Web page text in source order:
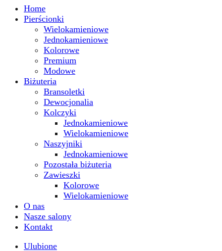
Home
Pierścionki
Wielokamieniowe
Jednokamieniowe
Kolorowe
Premium
Modowe
Biżuteria
Bransoletki
Dewocjonalia
Kolczyki
Jednokamieniowe
Wielokamieniowe
Naszyjniki
Jednokamieniowe
Pozostała biżuteria
Zawieszki
Kolorowe
Wielokamieniowe
O nas
Nasze salony
Kontakt
Ulubione